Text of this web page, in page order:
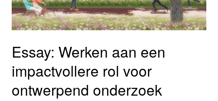
Essay: Werken aan een
impactvollere rol voor
ontwerpend onderzoek